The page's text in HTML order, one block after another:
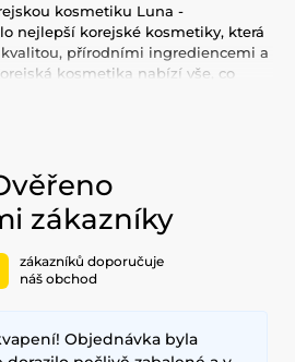
kosmetiku Luna -
nejlepší korejské kosmetiky, která
přírodními ingrediencemi a
kosmetika nabízí vše, co
vše pro odlíčení a čištění pleti.
proslavila svými pleťovými
péči o vlasy, jako jsou
oleje a další. Nesmíme
kosmetiku pro Váš
ingredience patří šnečí extrakt,
korejské kosmetiky jsou
zákazníky
zákazníků doporučuje
náš obchod
Objednávka byla